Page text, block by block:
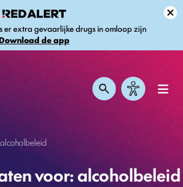
er extra gevaarlijke drugs in omloop zijn
de app
voor: alcoholbeleid